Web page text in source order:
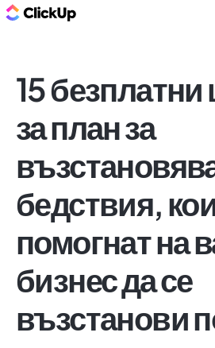
15
за план за
бедствия,
помогнат на
бизнес да се
възстанови